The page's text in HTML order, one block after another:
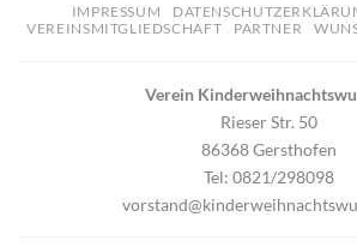
IMPRESSUM
VEREINSMITGLIEDSCHAFT
PARTNER
Verein
Rieser Str. 50
86368 Gersthofen
Tel: 0821/298098